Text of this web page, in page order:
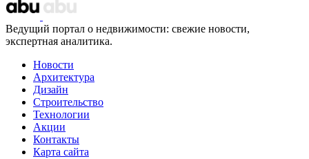
Ведущий портал о недвижимости: свежие новости,
экспертная аналитика.
Новости
Архитектура
Дизайн
Строительство
Технологии
Акции
Контакты
Карта сайта